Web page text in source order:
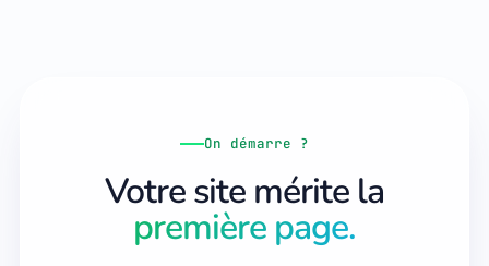
On démarre ?
Votre site mérite la
première page.